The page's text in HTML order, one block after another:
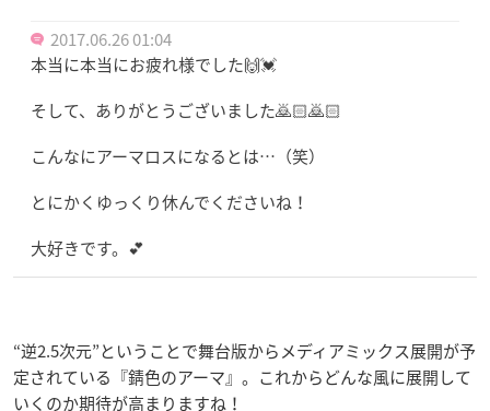
2017.06.26 01:04
本当に本当にお疲れ様でした🙌💓
そして、ありがとうございました🙇🏻🙇🏻
こんなにアーマロスになるとは…（笑）
とにかくゆっくり休んでくださいね！
大好きです。💕
“逆2.5次元”ということで舞台版からメディアミックス展開が予
定されている『錆色のアーマ』。これからどんな風に展開して
いくのか期待が高まりますね！